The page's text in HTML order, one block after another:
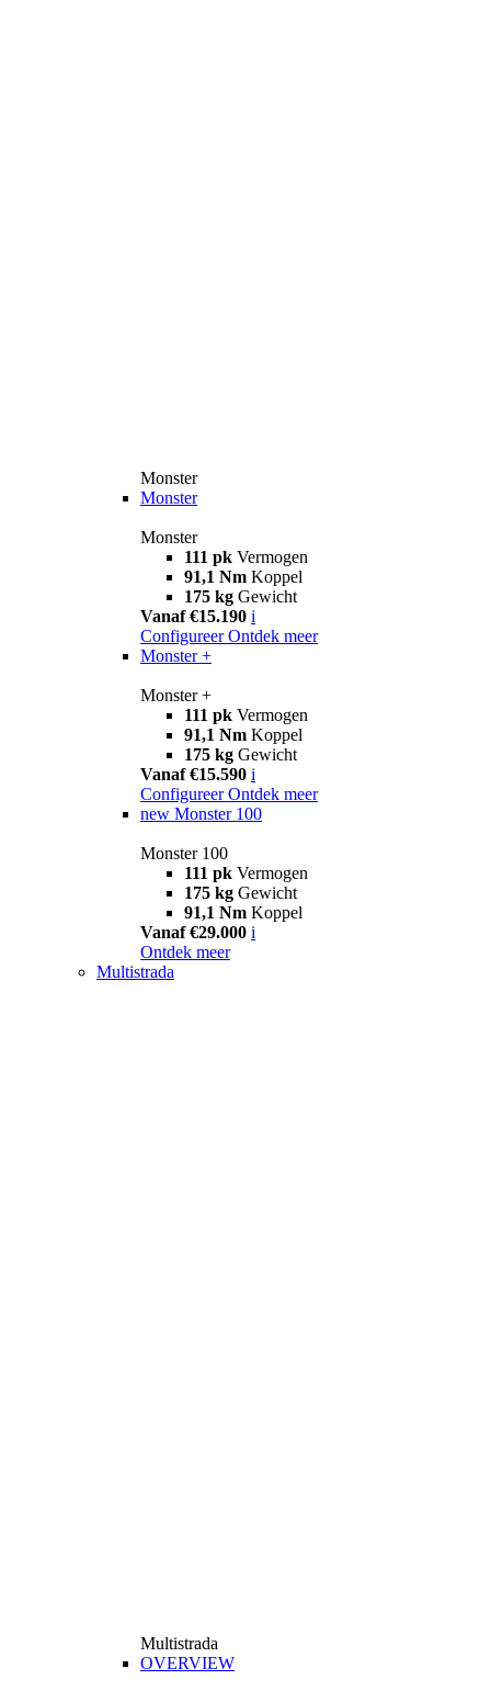
Monster
Monster
Monster
111 pk Vermogen
91,1 Nm Koppel
175 kg Gewicht
Vanaf €15.190 i
Configureer Ontdek meer
Monster +
Monster +
111 pk Vermogen
91,1 Nm Koppel
175 kg Gewicht
Vanaf €15.590 i
Configureer Ontdek meer
new Monster 100
Monster 100
111 pk Vermogen
175 kg Gewicht
91,1 Nm Koppel
Vanaf €29.000 i
Ontdek meer
Multistrada
Multistrada
OVERVIEW